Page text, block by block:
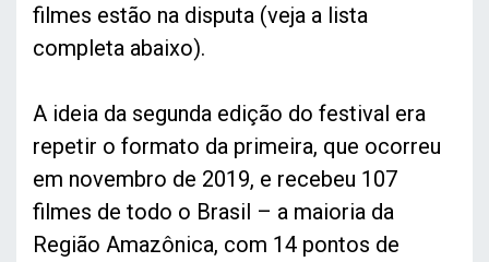
filmes estão na disputa (veja a lista
completa abaixo).
A ideia da segunda edição do festival era
repetir o formato da primeira, que ocorreu
em novembro de 2019, e recebeu 107
filmes de todo o Brasil – a maioria da
Região Amazônica, com 14 pontos de